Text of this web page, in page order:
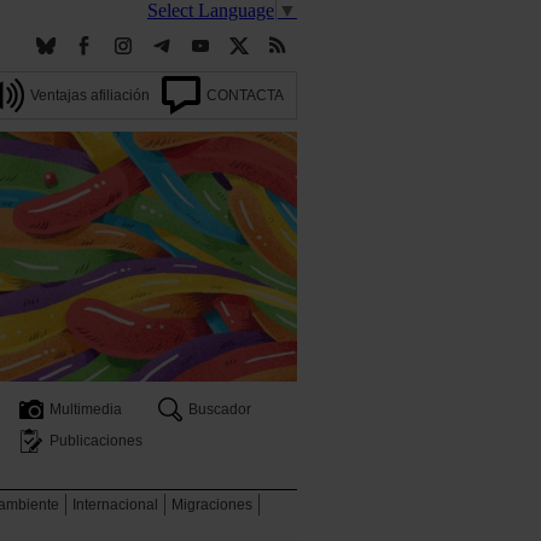
Select Language ▼
Ventajas afiliación CONTACTA
Multimedia
Buscador
Publicaciones
Internacional
Migraciones